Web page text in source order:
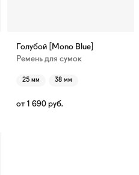
Голубой [Mono Blue]
Ремень для сумок
25 мм 38 мм
от 1 690 руб.